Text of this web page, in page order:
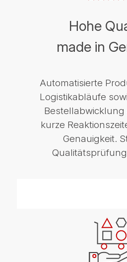
Hohe
made in
Automatisierte
Logistikabläufe
kurze
Genauigkeit.